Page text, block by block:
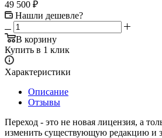
49 500 ₽
Нашли дешевле?
В корзину
Купить в 1 клик
Характеристики
Описание
Отзывы
Переход - это не новая лицензия, а
изменить существующую редакцию и